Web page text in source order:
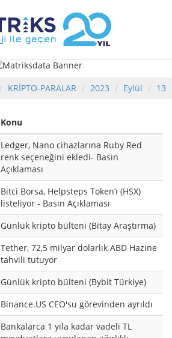
KRİPTO-PARALAR 2023 Eylül 13
Konu
Ledger, Nano cihazlarına Ruby Red
renk seçeneğini ekledi- Basın
Açıklaması
Bitci Borsa, Helpsteps Token’ı (HSX)
listeliyor - Basın Açıklaması
Günlük kripto bülteni (Bitay Araştırma)
Tether, 72,5 milyar dolarlık ABD Hazine
tahvili tutuyor
Günlük kripto bülteni (Bybit Türkiye)
Binance.US CEO'su görevinden ayrıldı
Bankalarca 1 yıla kadar vadeli TL